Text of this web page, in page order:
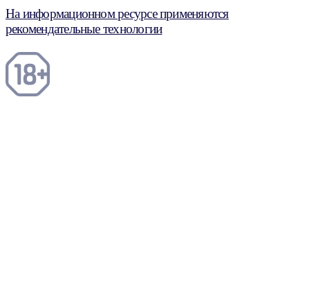
На информационном ресурсе применяются
рекомендательные технологии